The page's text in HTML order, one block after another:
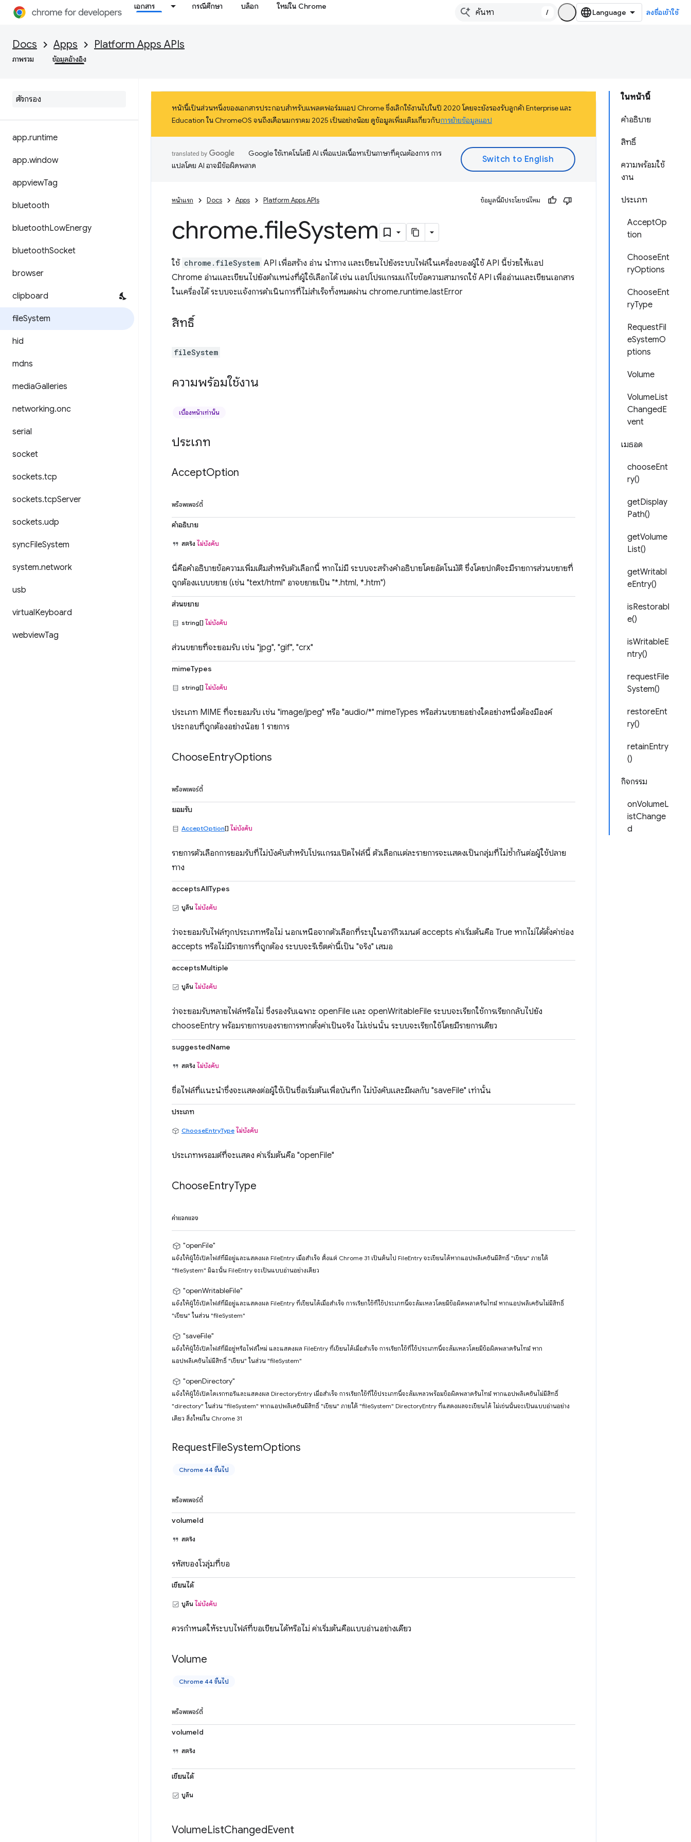
เอกสาร กรณีศึกษา บล็อก ใหม่ใน Chrome
/ ลงชื่อเข้าใช้
Docs Apps Platform Apps APIs
ภาพรวม ข้อมูลอ้างอิง
app.runtime
app.window
appviewTag
bluetooth
bluetoothLowEnergy
bluetoothSocket
browser
clipboard
fileSystem
hid
mdns
mediaGalleries
networking.onc
serial
socket
sockets.tcp
sockets.tcpServer
sockets.udp
syncFileSystem
system.network
usb
virtualKeyboard
webviewTag
ในหน้านี้
คำอธิบาย
สิทธิ์
ความพร้อมใช้
งาน
ประเภท
AcceptOp
tion
ChooseEnt
ryOptions
ChooseEnt
ryType
RequestFil
eSystemO
ptions
Volume
VolumeList
ChangedE
vent
เมธอด
chooseEnt
ry()
getDisplay
Path()
getVolume
List()
getWritabl
eEntry()
isRestorabl
e()
isWritableE
ntry()
requestFile
System()
restoreEnt
ry()
retainEntry
()
กิจกรรม
onVolumeL
istChange
d
หน้านี้เป็นส่วนหนึ่งของเอกสารประกอบสำหรับแพลตฟอร์มแอป Chrome ซึ่งเลิกใช้งานไปในปี 2020 โดยจะยังรองรับลูกค้า Enterprise และ
Education ใน ChromeOS จนถึงเดือนมกราคม 2025 เป็นอย่างน้อย ดูข้อมูลเพิ่มเติมเกี่ยวกับการย้ายข้อมูลแอป
Google ใช้เทคโนโลยี AI เพื่อแปลเนื้อหาเป็นภาษาที่คุณต้องการ การ
แปลโดย AI อาจมีข้อผิดพลาด
หน้าแรก Docs Apps Platform Apps APIs ข้อมูลนี้มีประโยชน์ไหม
chrome.fileSystem
ใช้ chrome.fileSystem API เพื่อสร้าง อ่าน นำทาง และเขียนไปยังระบบไฟล์ในเครื่องของผู้ใช้ API นี้ช่วยให้แอป
Chrome อ่านและเขียนไปยังตำแหน่งที่ผู้ใช้เลือกได้ เช่น แอปโปรแกรมแก้ไขข้อความสามารถใช้ API เพื่ออ่านและเขียนเอกสาร
ในเครื่องได้ ระบบจะแจ้งการดำเนินการที่ไม่สำเร็จทั้งหมดผ่าน chrome.runtime.lastError
สิทธิ์
fileSystem
ความพร้อมใช้งาน
เบื้องหน้าเท่านั้น
ประเภท
AcceptOption
พร็อพเพอร์ตี้
คำอธิบาย
สตริง ไม่บังคับ
นี่คือคำอธิบายข้อความเพิ่มเติมสำหรับตัวเลือกนี้ หากไม่มี ระบบจะสร้างคำอธิบายโดยอัตโนมัติ ซึ่งโดยปกติจะมีรายการส่วนขยายที่
ถูกต้องแบบขยาย (เช่น "text/html" อาจขยายเป็น "*.html, *.htm")
ส่วนขยาย
string[] ไม่บังคับ
ส่วนขยายที่จะยอมรับ เช่น "jpg", "gif", "crx"
mimeTypes
string[] ไม่บังคับ
ประเภท MIME ที่จะยอมรับ เช่น "image/jpeg" หรือ "audio/*" mimeTypes หรือส่วนขยายอย่างใดอย่างหนึ่งต้องมีองค์
ประกอบที่ถูกต้องอย่างน้อย 1 รายการ
ChooseEntryOptions
พร็อพเพอร์ตี้
ยอมรับ
AcceptOption[] ไม่บังคับ
รายการตัวเลือกการยอมรับที่ไม่บังคับสำหรับโปรแกรมเปิดไฟล์นี้ ตัวเลือกแต่ละรายการจะแสดงเป็นกลุ่มที่ไม่ซ้ำกันต่อผู้ใช้ปลาย
ทาง
acceptsAllTypes
บูลีน ไม่บังคับ
ว่าจะยอมรับไฟล์ทุกประเภทหรือไม่ นอกเหนือจากตัวเลือกที่ระบุในอาร์กิวเมนต์ accepts ค่าเริ่มต้นคือ True หากไม่ได้ตั้งค่าช่อง
accepts หรือไม่มีรายการที่ถูกต้อง ระบบจะรีเซ็ตค่านี้เป็น "จริง" เสมอ
acceptsMultiple
บูลีน ไม่บังคับ
ว่าจะยอมรับหลายไฟล์หรือไม่ ซึ่งรองรับเฉพาะ openFile และ openWritableFile ระบบจะเรียกใช้การเรียกกลับไปยัง
chooseEntry พร้อมรายการของรายการหากตั้งค่าเป็นจริง ไม่เช่นนั้น ระบบจะเรียกใช้โดยมีรายการเดียว
suggestedName
สตริง ไม่บังคับ
ชื่อไฟล์ที่แนะนำซึ่งจะแสดงต่อผู้ใช้เป็นชื่อเริ่มต้นเพื่อบันทึก ไม่บังคับและมีผลกับ "saveFile" เท่านั้น
ประเภท
ChooseEntryType ไม่บังคับ
ประเภทพรอมต์ที่จะแสดง ค่าเริ่มต้นคือ "openFile"
ChooseEntryType
ค่าแจกแจง
"openFile"
แจ้งให้ผู้ใช้เปิดไฟล์ที่มีอยู่และแสดงผล FileEntry เมื่อสำเร็จ ตั้งแต่ Chrome 31 เป็นต้นไป FileEntry จะเขียนได้หากแอปพลิเคชันมีสิทธิ์ "เขียน" ภายใต้
"fileSystem" มิฉะนั้น FileEntry จะเป็นแบบอ่านอย่างเดียว
"openWritableFile"
แจ้งให้ผู้ใช้เปิดไฟล์ที่มีอยู่และแสดงผล FileEntry ที่เขียนได้เมื่อสำเร็จ การเรียกใช้ที่ใช้ประเภทนี้จะล้มเหลวโดยมีข้อผิดพลาดรันไทม์ หากแอปพลิเคชันไม่มีสิทธิ์
"เขียน" ในส่วน "fileSystem"
"saveFile"
แจ้งให้ผู้ใช้เปิดไฟล์ที่มีอยู่หรือไฟล์ใหม่ และแสดงผล FileEntry ที่เขียนได้เมื่อสำเร็จ การเรียกใช้ที่ใช้ประเภทนี้จะล้มเหลวโดยมีข้อผิดพลาดรันไทม์ หาก
แอปพลิเคชันไม่มีสิทธิ์ "เขียน" ในส่วน "fileSystem"
"openDirectory"
แจ้งให้ผู้ใช้เปิดไดเรกทอรีและแสดงผล DirectoryEntry เมื่อสำเร็จ การเรียกใช้ที่ใช้ประเภทนี้จะล้มเหลวพร้อมข้อผิดพลาดรันไทม์ หากแอปพลิเคชันไม่มีสิทธิ์
"directory" ในส่วน "fileSystem" หากแอปพลิเคชันมีสิทธิ์ "เขียน" ภายใต้ "fileSystem" DirectoryEntry ที่แสดงผลจะเขียนได้ ไม่เช่นนั้นจะเป็นแบบอ่านอย่าง
เดียว สิ่งใหม่ใน Chrome 31
RequestFileSystemOptions
Chrome 44 ขึ้นไป
พร็อพเพอร์ตี้
volumeId
สตริง
รหัสของโวลุ่มที่ขอ
เขียนได้
บูลีน ไม่บังคับ
ควรกำหนดให้ระบบไฟล์ที่ขอเขียนได้หรือไม่ ค่าเริ่มต้นคือแบบอ่านอย่างเดียว
Volume
Chrome 44 ขึ้นไป
พร็อพเพอร์ตี้
volumeId
สตริง
เขียนได้
บูลีน
VolumeListChangedEvent